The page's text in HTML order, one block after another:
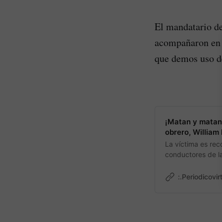
El mandatario
acompañaron
que demos uso
¡Matan y
obrero, William
La víctima es
conductores de
servicio de